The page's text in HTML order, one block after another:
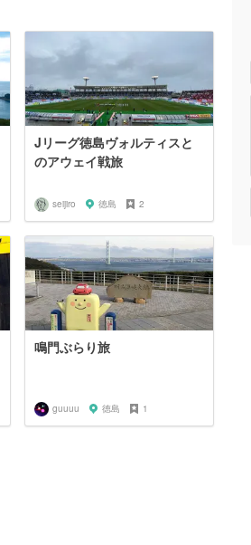
Jリーグ徳島ヴォルティスと
のアウェイ戦旅
seijiro 徳島 2
鳴門ぶらり旅
guuuu 徳島 1